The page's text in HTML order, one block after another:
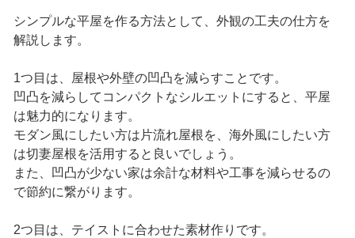
シンプルな平屋を作る方法として、外観の工夫の仕方を
解説します。
1つ目は、屋根や外壁の凹凸を減らすことです。
凹凸を減らしてコンパクトなシルエットにすると、平屋
は魅力的になります。
モダン風にしたい方は片流れ屋根を、海外風にしたい方
は切妻屋根を活用すると良いでしょう。
また、凹凸が少ない家は余計な材料や工事を減らせるの
で節約に繋がります。
2つ目は、テイストに合わせた素材作りです。